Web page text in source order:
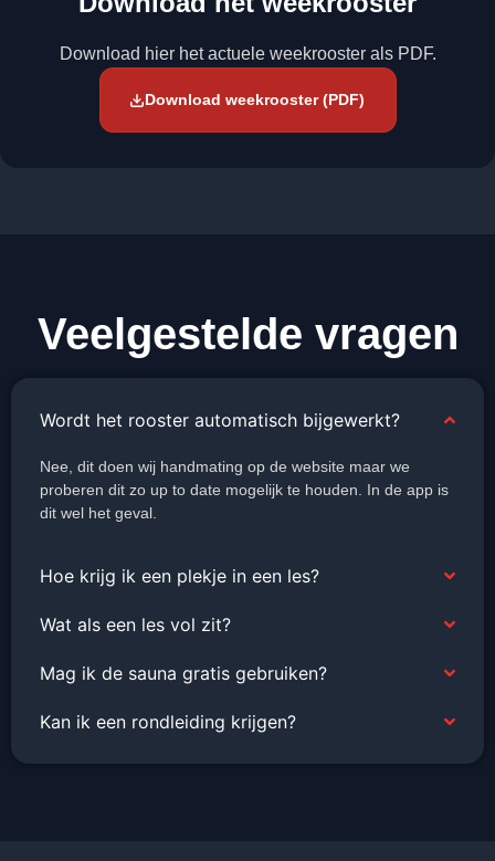
Download hier het actuele weekrooster als PDF.
Download weekrooster (PDF)
Veelgestelde vragen
Wordt het rooster automatisch bijgewerkt?
Nee, dit doen wij handmating op de website maar we
proberen dit zo up to date mogelijk te houden. In de app is
dit wel het geval.
Hoe krijg ik een plekje in een les?
Wat als een les vol zit?
Mag ik de sauna gratis gebruiken?
Kan ik een rondleiding krijgen?